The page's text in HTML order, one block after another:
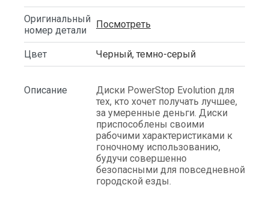
Оригинальный
номер детали
Посмотреть
Цвет Черный, темно-серый
Описание
Диски PowerStop Evolution для
тех, кто хочет получать лучшее,
за умеренные деньги. Диски
приспособлены своими
рабочими характеристиками к
гоночному использованию,
будучи совершенно
безопасными для повседневной
городской езды.